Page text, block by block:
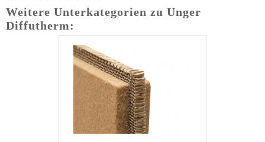
Weitere Unterkategorien zu Unger
Diffutherm: